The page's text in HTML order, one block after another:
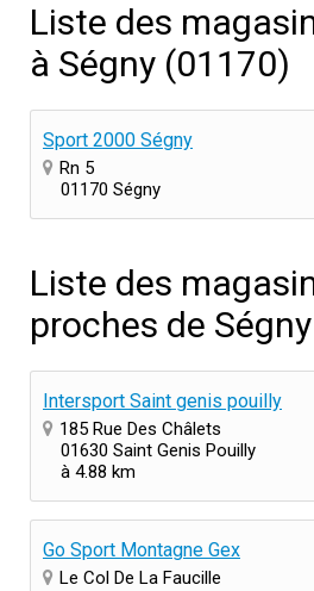
Liste des
à Ségny (01170)
Sport 2000 Ségny
Rn 5
01170 Ségny
Liste des
proches de Ségny
Intersport Saint genis pouilly
185 Rue Des Châlets
01630 Saint Genis Pouilly
à 4.88 km
Go Sport Montagne Gex
Le Col De La Faucille